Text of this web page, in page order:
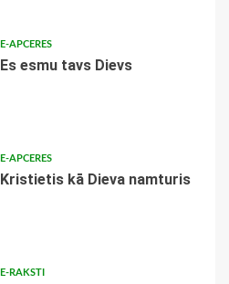
E-APCERES
Es esmu tavs Dievs
E-APCERES
Kristietis kā Dieva namturis
E-RAKSTI